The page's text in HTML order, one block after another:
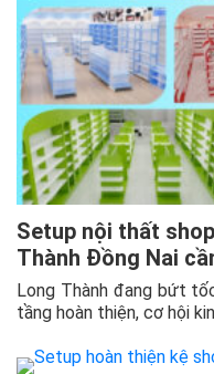
Setup nội thất
Thành Đồng Nai
Long Thành đang bứt
tầng hoàn thiện, cơ hội